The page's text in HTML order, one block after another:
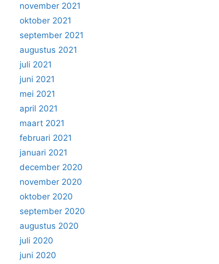
november 2021
oktober 2021
september 2021
augustus 2021
juli 2021
juni 2021
mei 2021
april 2021
maart 2021
februari 2021
januari 2021
december 2020
november 2020
oktober 2020
september 2020
augustus 2020
juli 2020
juni 2020